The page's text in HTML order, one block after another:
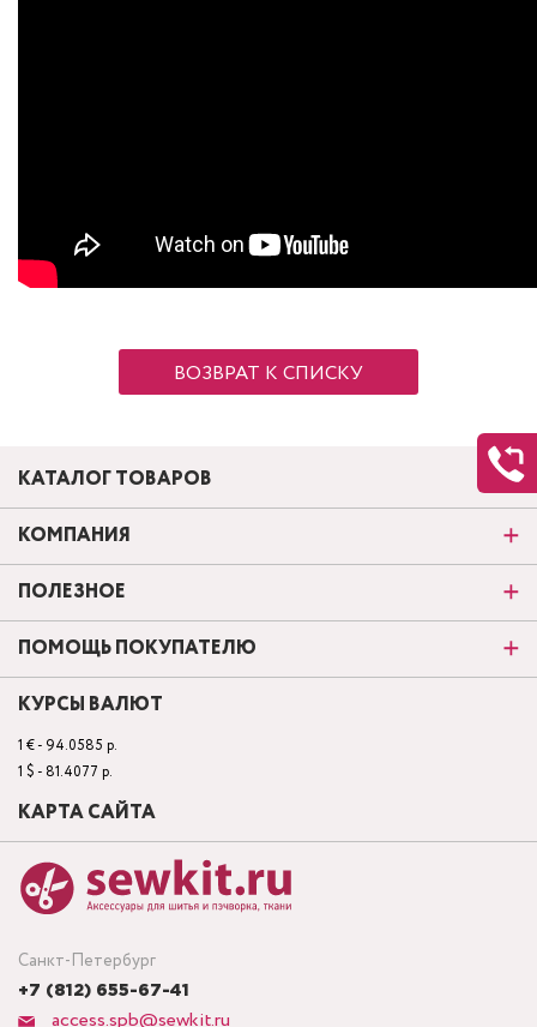
ВОЗВРАТ К СПИСКУ
Санкт-Петербург
+7 (812) 655-67-41
access.spb@sewkit.ru
КАТАЛОГ ТОВАРОВ
КОМПАНИЯ
ПОЛЕЗНОЕ
ПОМОЩЬ ПОКУПАТЕЛЮ
КУРСЫ ВАЛЮТ
1 € - 94.0585 р.
1 $ - 81.4077 р.
КАРТА САЙТА